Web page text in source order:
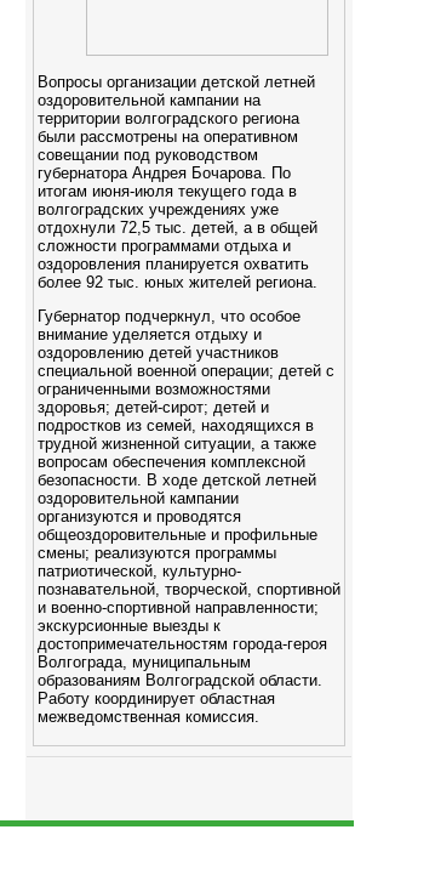
Вопросы организации детской летней
оздоровительной кампании на
территории волгоградского региона
были рассмотрены на оперативном
совещании под руководством
губернатора Андрея Бочарова. По
итогам июня-июля текущего года в
волгоградских учреждениях уже
отдохнули 72,5 тыс. детей, а в общей
сложности программами отдыха и
оздоровления планируется охватить
более 92 тыс. юных жителей региона.
Губернатор подчеркнул, что особое
внимание уделяется отдыху и
оздоровлению детей участников
специальной военной операции; детей с
ограниченными возможностями
здоровья; детей-сирот; детей и
подростков из семей, находящихся в
трудной жизненной ситуации, а также
вопросам обеспечения комплексной
безопасности. В ходе детской летней
оздоровительной кампании
организуются и проводятся
общеоздоровительные и профильные
смены; реализуются программы
патриотической, культурно-
познавательной, творческой, спортивной
и военно-спортивной направленности;
экскурсионные выезды к
достопримечательностям города-героя
Волгограда, муниципальным
образованиям Волгоградской области.
Работу координирует областная
межведомственная комиссия.